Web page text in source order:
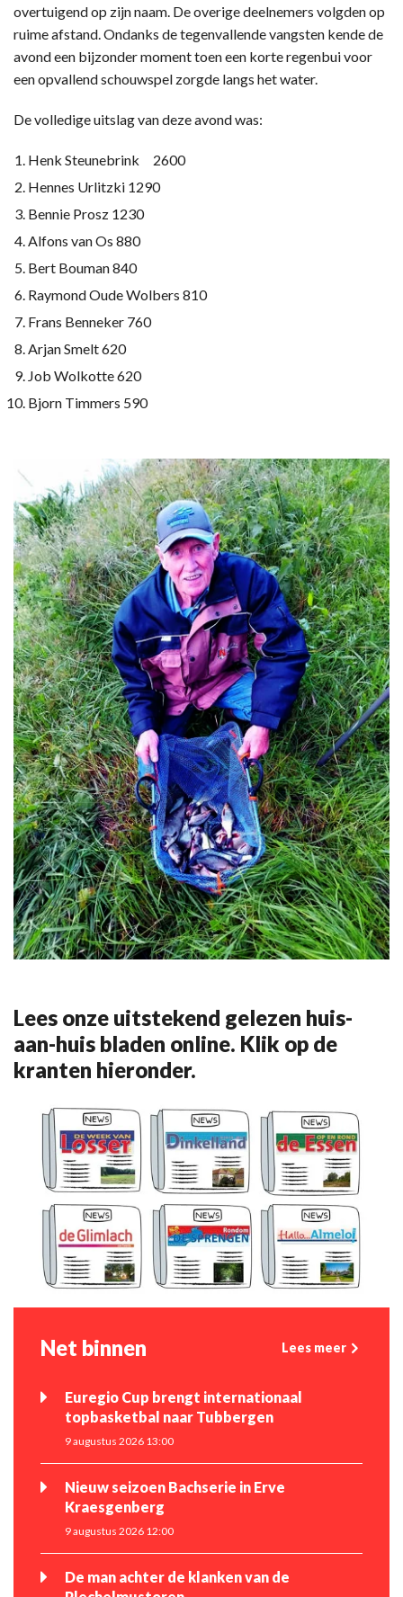
overtuigend op zijn naam. De overige deelnemers volgden op
ruime afstand. Ondanks de tegenvallende vangsten kende de
avond een bijzonder moment toen een korte regenbui voor
een opvallend schouwspel zorgde langs het water.
De volledige uitslag van deze avond was:
Henk Steunebrink 2600
Hennes Urlitzki 1290
Bennie Prosz 1230
Alfons van Os 880
Bert Bouman 840
Raymond Oude Wolbers 810
Frans Benneker 760
Arjan Smelt 620
Job Wolkotte 620
Bjorn Timmers 590
Lees onze uitstekend gelezen huis-
aan-huis bladen online. Klik op de
kranten hieronder.
Net binnen Lees meer
Euregio Cup brengt internationaal
topbasketbal naar Tubbergen
9 augustus 2026 13:00
Nieuw seizoen Bachserie in Erve
Kraesgenberg
9 augustus 2026 12:00
De man achter de klanken van de